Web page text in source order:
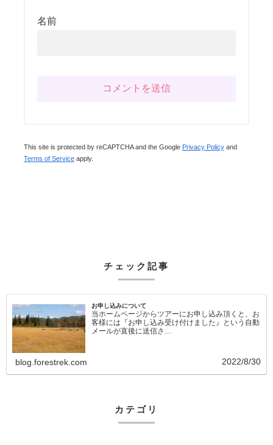
名前
This site is protected by reCAPTCHA and the Google Privacy Policy and
Terms of Service apply.
チェック記事
お申し込みについて
当ホームページからツアーにお申し込み頂くと、お
客様には『お申し込み受け付けました』という自動
メールが直後に送信さ…
blog.forestrek.com 2022/8/30
カテゴリ